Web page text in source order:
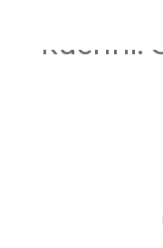
kuchni.